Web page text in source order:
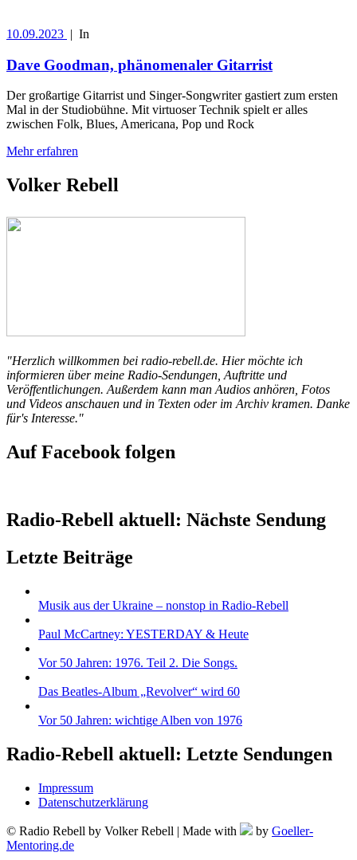
10.09.2023 | In
Dave Goodman, phänomenaler Gitarrist
Der großartige Gitarrist und Singer-Songwriter gastiert zum ersten
Mal in der Studiobühne. Mit virtuoser Technik spielt er alles
zwischen Folk, Blues, Americana, Pop und Rock
Mehr erfahren
Volker Rebell
"Herzlich willkommen bei radio-rebell.de. Hier möchte ich
informieren über meine Radio-Sendungen, Auftritte und
Veröffentlichungen. Außerdem kann man Audios anhören, Fotos
und Videos anschauen und in Texten oder im Archiv kramen. Danke
für's Interesse."
Auf Facebook folgen
Radio-Rebell aktuell: Nächste Sendung
Letzte Beiträge
Musik aus der Ukraine – nonstop in Radio-Rebell
Paul McCartney: YESTERDAY & Heute
Vor 50 Jahren: 1976. Teil 2. Die Songs.
Das Beatles-Album „Revolver“ wird 60
Vor 50 Jahren: wichtige Alben von 1976
Radio-Rebell aktuell: Letzte Sendungen
Impressum
Datenschutzerklärung
© Radio Rebell by Volker Rebell | Made with by Goeller-
Mentoring.de